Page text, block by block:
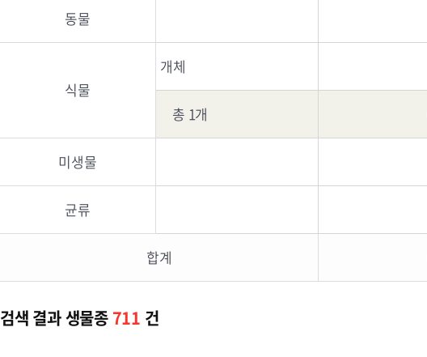
동물
식물
개체
총 1개
미생물
균류
합계
검색 결과 생물종 711 건